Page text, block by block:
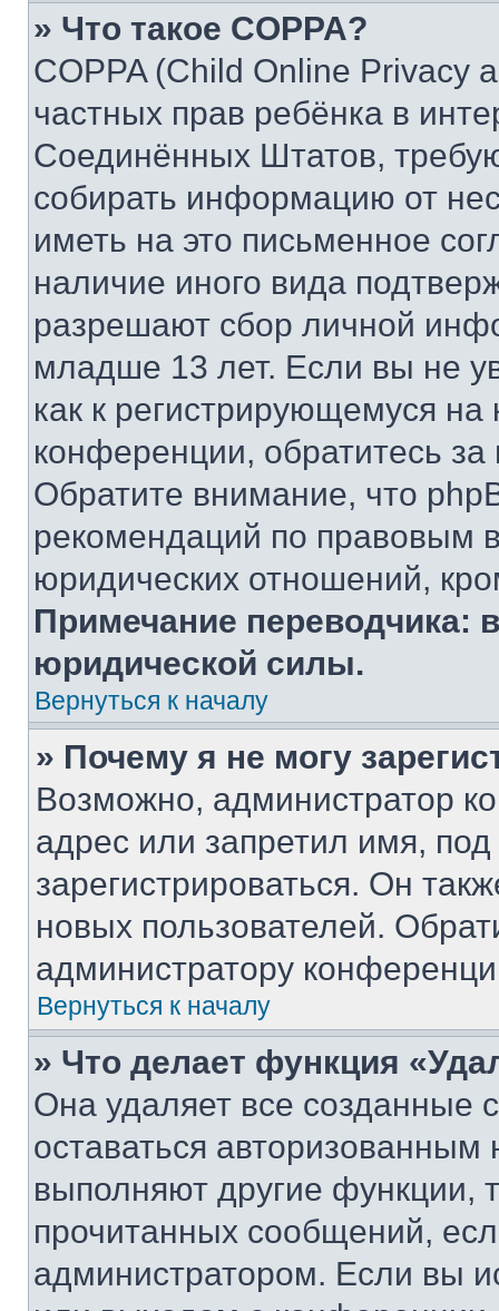
» Что такое COPPA?
COPPA (Child Online Privacy
частных прав ребёнка в
Соединённых Штатов,
собирать информацию от
иметь на это письменное
наличие иного вида
разрешают сбор личной
младше 13 лет. Если вы не
как к регистрирующемуся
конференции, обратитесь
Обратите внимание, что
рекомендаций по правовым
юридических отношений,
Примечание переводчика:
юридической силы.
Вернуться к началу
» Почему я не могу
Возможно, администратор
адрес или запретил имя,
зарегистрироваться. Он
новых пользователей.
администратору
Вернуться к началу
» Что делает функция
Она удаляет все созданные
оставаться
выполняют другие функции,
прочитанных сообщений,
администратором. Если вы